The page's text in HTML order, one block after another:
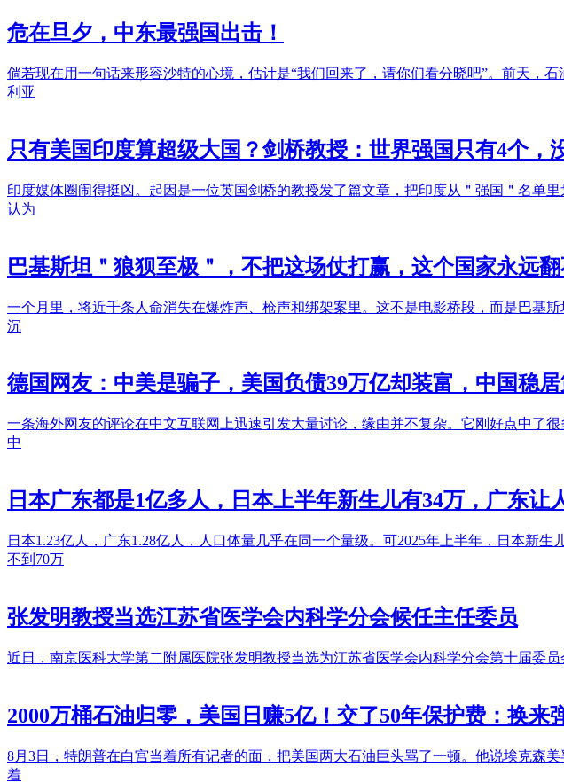
危在旦夕，中东最强国出击！
倘若现在用一句话来形容沙特的心境，估计是“我们回来了，请你们看分晓吧”。前天，
利亚
只有美国印度算超级大国？剑桥教授：世界强国只有4个，
印度媒体圈闹得挺凶。起因是一位英国剑桥的教授发了篇文章，把印度从＂强国＂名单
认为
巴基斯坦＂狼狈至极＂，不把这场仗打赢，这个国家永远
一个月里，将近千条人命消失在爆炸声、枪声和绑架案里。这不是电影桥段，而是巴基
沉
德国网友：中美是骗子，美国负债39万亿却装富，中国稳
一条海外网友的评论在中文互联网上迅速引发大量讨论，缘由并不复杂。它刚好点中了
中
日本广东都是1亿多人，日本上半年新生儿有34万，广东让
日本1.23亿人，广东1.28亿人，人口体量几乎在同一个量级。可2025年上半年，日本新
不到70万
张发明教授当选江苏省医学会内科学分会候任主任委员
近日，南京医科大学第二附属医院张发明教授当选为江苏省医学会内科学分会第十届委
2000万桶石油归零，美国日赚5亿！交了50年保护费：换来
8月3日，特朗普在白宫当着所有记者的面，把美国两大石油巨头骂了一顿。他说埃克森
着